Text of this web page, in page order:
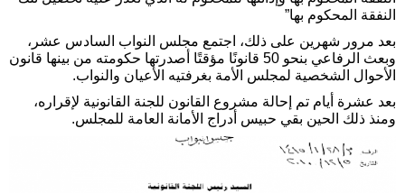
النفقة المحكوم بها”
بعد مرور شهرين على ذلك، اجتمع مجلس النواب السادس عشر،
وبعث الرفاعي بنحو 50 قانونًا مؤقتًا أصدرتها حكومته من بينها قانون
الأحوال الشخصية لمجلس الأمة بغرفتيه الأعيان والنواب.
بعد عشرة أيام تم إحالة مشروع القانون للجنة القانونية لإقراره،
ومنذ ذلك الحين بقي حبيس أدراج الأمانة العامة للمجلس.